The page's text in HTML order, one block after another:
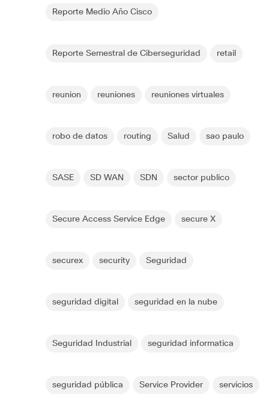
Reporte Medio Año Cisco
Reporte Semestral de Ciberseguridad retail
reunion reuniones reuniones virtuales
robo de datos routing Salud sao paulo
SASE SD WAN SDN sector publico
Secure Access Service Edge secure X
securex security Seguridad
seguridad digital seguridad en la nube
Seguridad Industrial seguridad informatica
seguridad pública Service Provider servicios